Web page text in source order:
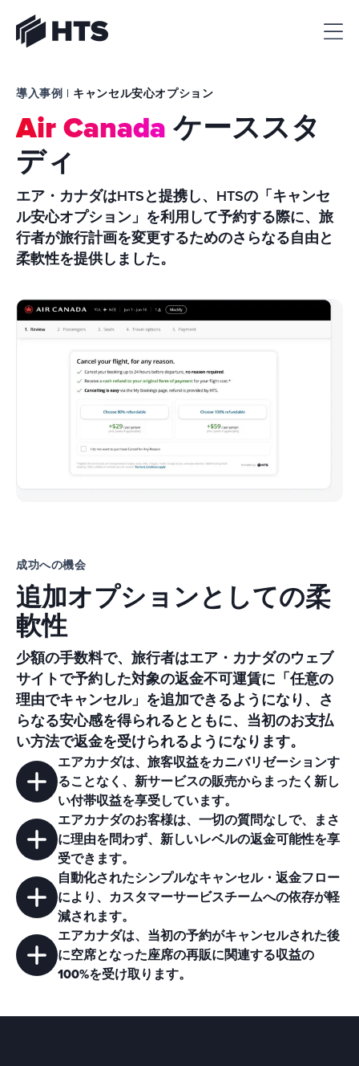
導入事例 | キャンセル安心オプション
Air Canada ケーススタ
ディ
エア・カナダはHTSと提携し、HTSの「キャンセ
ル安心オプション」を利用して予約する際に、旅
行者が旅行計画を変更するためのさらなる自由と
柔軟性を提供しました。
成功への機会
追加オプションとしての柔
軟性
少額の手数料で、旅行者はエア・カナダのウェブ
サイトで予約した対象の返金不可運賃に 「任意の
理由でキャンセル」 を追加できるようになり、さ
らなる安心感を得られるとともに、当初のお支払
い方法で返金を受けられるようになります。
エアカナダは、旅客収益をカニバリゼーションす
ることなく、新サービスの販売から まったく新し
い付帯収益を享受しています。
エアカナダのお客様は、一切の質問なしで、
まさ
に理由を問わず、新しいレベルの返金可能性を享
受できます。
自動化されたシンプルなキャンセル・返金フロー
により、カスタマーサービスチームへの依存が軽
減されます。
エアカナダは、当初の予約がキャンセルされた後
に空席となった座席の再販に関連する収益の
100%を受け取ります。